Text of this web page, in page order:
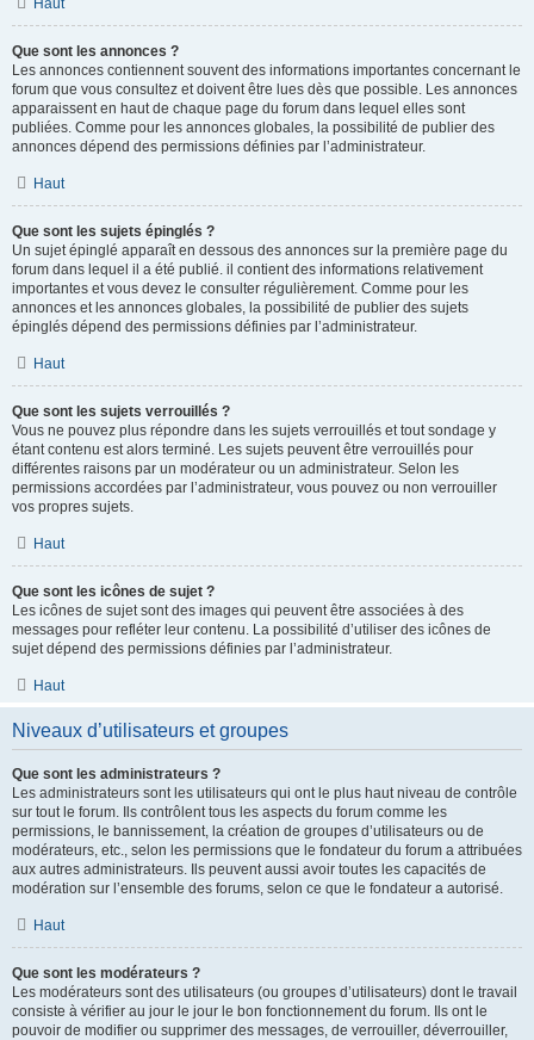
Haut
Que sont les annonces ?
Les annonces contiennent souvent des informations importantes concernant le
forum que vous consultez et doivent être lues dès que possible. Les annonces
apparaissent en haut de chaque page du forum dans lequel elles sont
publiées. Comme pour les annonces globales, la possibilité de publier des
annonces dépend des permissions définies par l’administrateur.
Haut
Que sont les sujets épinglés ?
Un sujet épinglé apparaît en dessous des annonces sur la première page du
forum dans lequel il a été publié. il contient des informations relativement
importantes et vous devez le consulter régulièrement. Comme pour les
annonces et les annonces globales, la possibilité de publier des sujets
épinglés dépend des permissions définies par l’administrateur.
Haut
Que sont les sujets verrouillés ?
Vous ne pouvez plus répondre dans les sujets verrouillés et tout sondage y
étant contenu est alors terminé. Les sujets peuvent être verrouillés pour
différentes raisons par un modérateur ou un administrateur. Selon les
permissions accordées par l’administrateur, vous pouvez ou non verrouiller
vos propres sujets.
Haut
Que sont les icônes de sujet ?
Les icônes de sujet sont des images qui peuvent être associées à des
messages pour refléter leur contenu. La possibilité d’utiliser des icônes de
sujet dépend des permissions définies par l’administrateur.
Haut
Niveaux d’utilisateurs et groupes
Que sont les administrateurs ?
Les administrateurs sont les utilisateurs qui ont le plus haut niveau de contrôle
sur tout le forum. Ils contrôlent tous les aspects du forum comme les
permissions, le bannissement, la création de groupes d’utilisateurs ou de
modérateurs, etc., selon les permissions que le fondateur du forum a attribuées
aux autres administrateurs. Ils peuvent aussi avoir toutes les capacités de
modération sur l’ensemble des forums, selon ce que le fondateur a autorisé.
Haut
Que sont les modérateurs ?
Les modérateurs sont des utilisateurs (ou groupes d’utilisateurs) dont le travail
consiste à vérifier au jour le jour le bon fonctionnement du forum. Ils ont le
pouvoir de modifier ou supprimer des messages, de verrouiller, déverrouiller,